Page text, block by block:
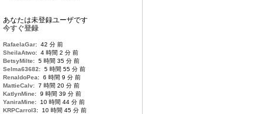
あなたは未登録ユーザです
今すぐ登録
RafaelaGar: 42 分 前
SheilaAtwo: 4 時間 2 分 前
BetsyMilte: 5 時間 35 分 前
Selma63682: 5 時間 55 分 前
RenaldoPea: 6 時間 9 分 前
MattieCalv: 7 時間 20 分 前
KatlynMine: 9 時間 39 分 前
YaniraMine: 10 時間 44 分 前
KRPCarrol3: 10 時間 45 分 前